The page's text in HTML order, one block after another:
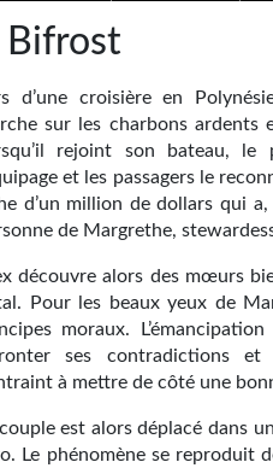
Bifrost
d’une croisière en
sur les charbons ardents
rejoint son bateau,
et les passagers le
d’un million de dollars qui
de Margrethe,
découvre alors des mœurs
Pour les beaux yeux de
moraux.
ses contradictions et
à mettre de côté une
couple est alors déplacé dans
Le phénomène se reproduit